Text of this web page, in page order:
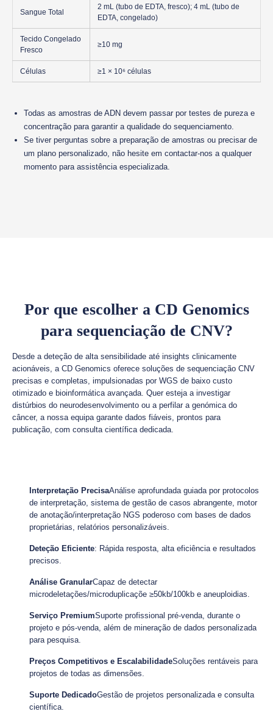
Sangue Total
2 mL (tubo de EDTA, fresco); 4 mL (tubo de
EDTA, congelado)
Tecido Congelado
Fresco
≥10 mg
Células ≥1 × 10⁶ células
Todas as amostras de ADN devem passar por testes de pureza e
concentração para garantir a qualidade do sequenciamento.
Se tiver perguntas sobre a preparação de amostras ou precisar de
um plano personalizado, não hesite em contactar-nos a qualquer
momento para assistência especializada.
Por que escolher a CD Genomics
para sequenciação de CNV?
Desde a deteção de alta sensibilidade até insights clinicamente
acionáveis, a CD Genomics oferece soluções de sequenciação CNV
precisas e completas, impulsionadas por WGS de baixo custo
otimizado e bioinformática avançada. Quer esteja a investigar
distúrbios do neurodesenvolvimento ou a perfilar a genómica do
câncer, a nossa equipa garante dados fiáveis, prontos para
publicação, com consulta científica dedicada.
Interpretação PrecisaAnálise aprofundada guiada por protocolos
de interpretação, sistema de gestão de casos abrangente, motor
de anotação/interpretação NGS poderoso com bases de dados
proprietárias, relatórios personalizáveis.
Deteção Eficiente: Rápida resposta, alta eficiência e resultados
precisos.
Análise GranularCapaz de detectar
microdeletações/microduplicaçõe ≥50kb/100kb e aneuploidias.
Serviço PremiumSuporte profissional pré-venda, durante o
projeto e pós-venda, além de mineração de dados personalizada
para pesquisa.
Preços Competitivos e EscalabilidadeSoluções rentáveis para
projetos de todas as dimensões.
Suporte DedicadoGestão de projetos personalizada e consulta
científica.